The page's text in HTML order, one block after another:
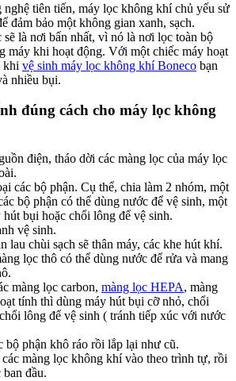
nghệ tiên tiến, máy lọc không khí chủ yếu sử
đảm bảo một không gian xanh, sạch.
là nơi bẩn nhất, vì nó là nơi lọc toàn bộ
máy khi hoạt động. Với một chiếc máy hoạt
khi vệ sinh máy lọc không khí Boneco bạn
nhiều bụi.
đúng cách cho máy lọc không
điện, tháo dời các màng lọc của máy lọc
các bộ phận. Cụ thể, chia làm 2 nhóm, một
bộ phận có thể dùng nước để vệ sinh, một
bụi hoặc chổi lông để vệ sinh.
vệ sinh.
lau chùi sạch sẽ thân máy, các khe hút khí.
lọc thô có thể dùng nước để rửa và mang
màng lọc carbon, màng lọc HEPA, màng
tính thì dùng máy hút bụi cỡ nhỏ, chổi
lông để vệ sinh ( tránh tiếp xúc với nước
bộ phận khô ráo rồi lắp lại như cũ.
màng lọc không khí vào theo trình tự, rồi
đầu.